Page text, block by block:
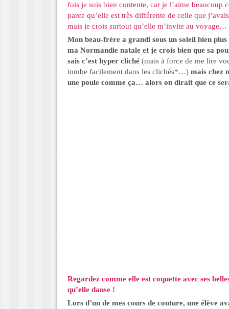
fois je suis bien contente, car je l’aime beaucoup
parce qu’elle est très différente de celle que
mais je crois surtout qu’elle m’invite au voyage…
Mon beau-frère a grandi sous un soleil bien plus
ma Normandie natale et je crois bien que sa
sais c’est hyper cliché (mais à force de me lire
tombe facilement dans les clichés*…) mais chez
une poule comme ça… alors on dirait que ce
Regardez comme elle est coquette avec ses
qu’elle danse !
Lors d’un de mes cours de couture, une élève